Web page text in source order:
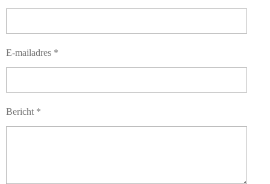
E-mailadres *
Bericht *